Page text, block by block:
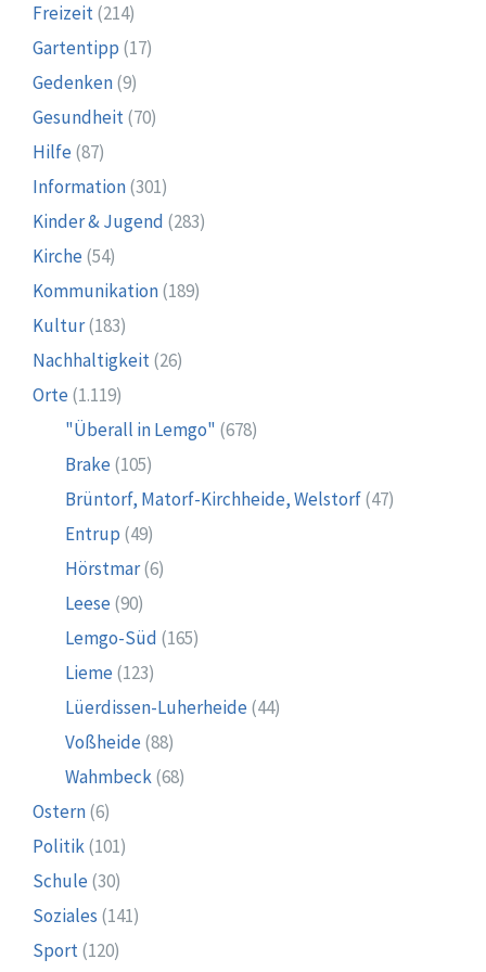
Freizeit(214)
Gartentipp (17)
Gedenken(9)
Gesundheit(70)
Hilfe (87)
Information(301)
Kinder & Jugend (283)
Kirche (54)
Kommunikation(189)
Kultur(183)
Nachhaltigkeit(26)
Orte (1.119)
"Überall in Lemgo" (678)
Brake (105)
Brüntorf, Matorf-Kirchheide, Welstorf(47)
Entrup (49)
Hörstmar(6)
Leese (90)
Lemgo-Süd (165)
Lieme (123)
Lüerdissen-Luherheide (44)
Voßheide (88)
Wahmbeck(68)
Ostern(6)
Politik(101)
Schule (30)
Soziales (141)
Sport(120)